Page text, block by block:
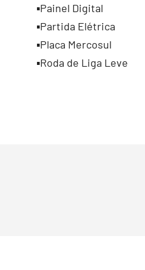
▪️Painel Digital
▪️Partida Elétrica
▪️Placa Mercosul
▪️Roda de Liga Leve